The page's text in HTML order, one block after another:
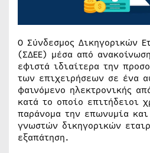
Ο Σύνδεσμος Δικηγορικών
(ΣΔΕΕ) μέσα από
εφιστά ιδιαίτερα την
των επιχειρήσεων σε ένα
φαινόμενο ηλεκτρονικής
κατά το οποίο επιτήδειοι
παράνομα την επωνυμία
γνωστών δικηγορικών
εξαπάτηση.